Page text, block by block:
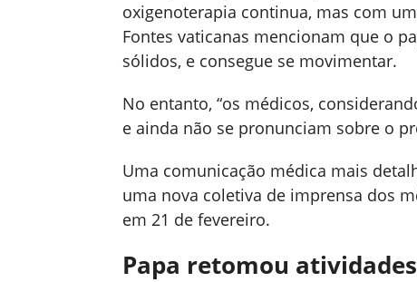
oxigenoterapia continua, mas com
Fontes vaticanas mencionam que o
sólidos, e consegue se movimentar.
No entanto, “os médicos,
e ainda não se pronunciam sobre o
Uma comunicação médica mais
uma nova coletiva de imprensa dos
em 21 de fevereiro.
Papa retomou